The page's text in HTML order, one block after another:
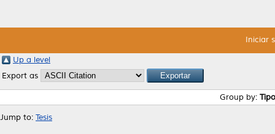
Iniciar
Up a level
Export as
Group by:
Jump to: Tesis